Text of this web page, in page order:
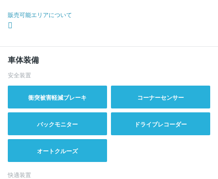
販売可能エリアについて
車体装備
安全装置
衝突被害軽減ブレーキ コーナーセンサー
バックモニター ドライブレコーダー
オートクルーズ
快適装置